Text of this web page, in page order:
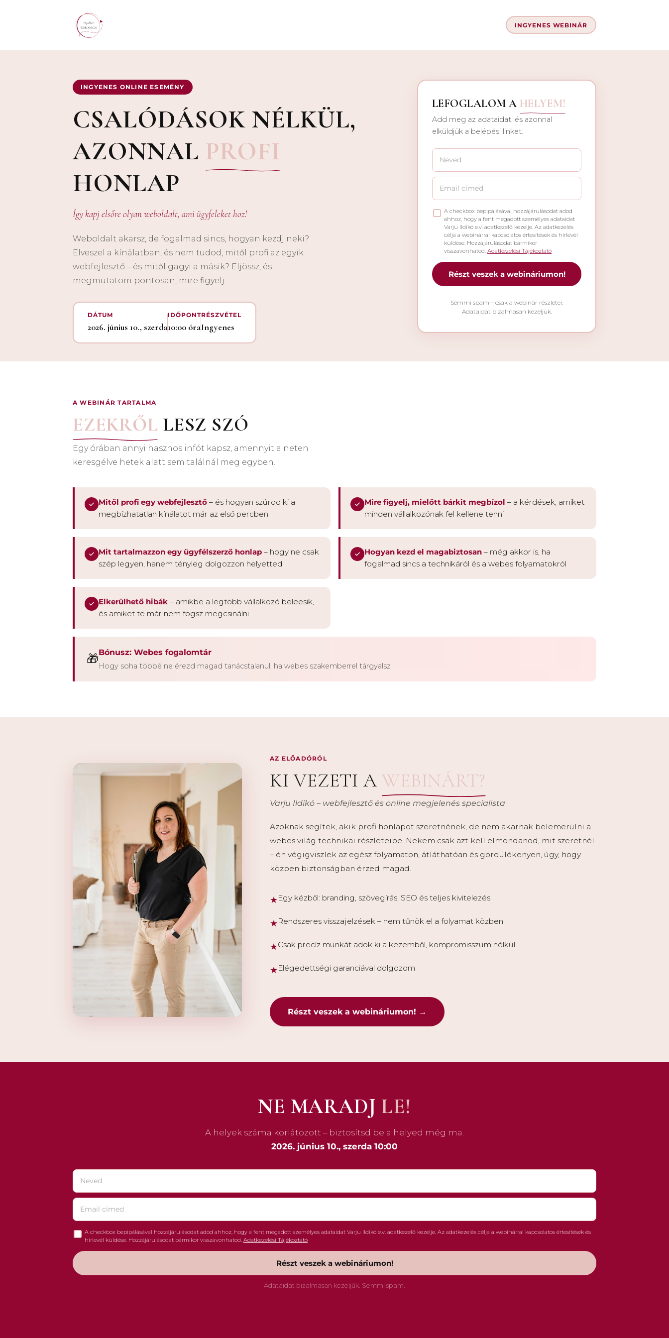
INGYENES WEBINÁR
INGYENES ONLINE ESEMÉNY
CSALÓDÁSOK NÉLKÜL,
AZONNAL PROFI
HONLAP
Így kapj elsőre olyan weboldalt, ami ügyfeleket hoz!
Weboldalt akarsz, de fogalmad sincs, hogyan kezdj neki?
Elveszel a kínálatban, és nem tudod, mitől profi az egyik
webfejlesztő – és mitől gagyi a másik? Eljössz, és
megmutatom pontosan, mire figyelj.
DÁTUM
2026. június 10., szerda
IDŐPONT
10:00 óra
RÉSZVÉTEL
Ingyenes
LEFOGLALOM A HELYEM!
Add meg az adataidat, és azonnal
elküldjük a belépési linket.
A checkbox bepipálásával hozzájárulásodat adod
ahhoz, hogy a fent megadott személyes adataidat
Varju Ildikó e.v. adatkezelő kezelje. Az adatkezelés
célja a webinárral kapcsolatos értesítések és hírlevél
küldése. Hozzájárulásodat bármikor
visszavonhatod. Adatkezelési Tájékoztató
Részt veszek a webináriumon!
Semmi spam – csak a webinár részletei.
Adataidat bizalmasan kezeljük.
A WEBINÁR TARTALMA
EZEKRŐL LESZ SZÓ
Egy órában annyi hasznos infót kapsz, amennyit a neten
keresgélve hetek alatt sem találnál meg egyben.
Mitől profi egy webfejlesztő – és hogyan szúrod ki a
megbízhatatlan kínálatot már az első percben
Mire figyelj, mielőtt bárkit megbízol – a kérdések, amiket
minden vállalkozónak fel kellene tenni
Mit tartalmazzon egy ügyfélszerző honlap – hogy ne csak
szép legyen, hanem tényleg dolgozzon helyetted
Hogyan kezd el magabiztosan – még akkor is, ha
fogalmad sincs a technikáról és a webes folyamatokról
Elkerülhető hibák – amikbe a legtöbb vállalkozó beleesik,
és amiket te már nem fogsz megcsinálni
🎁Bónusz: Webes fogalomtár
Hogy soha többé ne érezd magad tanácstalanul, ha webes szakemberrel tárgyalsz
AZ ELŐADÓRÓL
KI VEZETI AWEBINÁRT?
Varju Ildikó – webfejlesztő és online megjelenés specialista
Azoknak segítek, akik profi honlapot szeretnének, de nem akarnak belemerülni a
webes világ technikai részleteibe. Nekem csak azt kell elmondanod, mit szeretnél
– én végigviszlek az egész folyamaton, átláthatóan és gördülékenyen, úgy, hogy
közben biztonságban érzed magad.
★Egy kézből: branding, szövegírás, SEO és teljes kivitelezés
★Rendszeres visszajelzések – nem tűnök el a folyamat közben
★Csak precíz munkát adok ki a kezemből, kompromisszum nélkül
★Elégedettségi garanciával dolgozom
Részt veszek a webináriumon! →
NE MARADJ LE!
A helyek száma korlátozott – biztosítsd be a helyed még ma.
2026. június 10., szerda 10:00
A checkbox bepipálásával hozzájárulásodat adod ahhoz, hogy a fent megadott személyes adataidat Varju Ildikó e.v. adatkezelő kezelje. Az adatkezelés célja a webinárral kapcsolatos értesítések és
hírlevél küldése. Hozzájárulásodat bármikor visszavonhatod. Adatkezelési Tájékoztató
Részt veszek a webináriumon!
Adataidat bizalmasan kezeljük. Semmi spam.